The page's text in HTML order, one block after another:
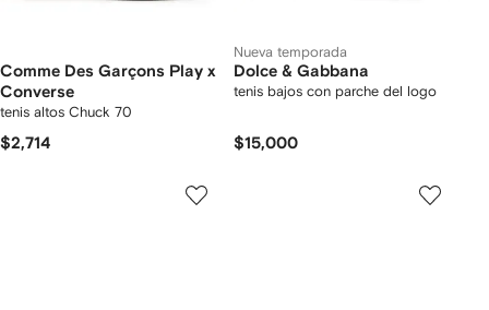
Comme Des Garçons Play x
Converse
tenis altos Chuck 70
$2,714
Nueva temporada
Dolce & Gabbana
tenis bajos con parche del logo
$15,000